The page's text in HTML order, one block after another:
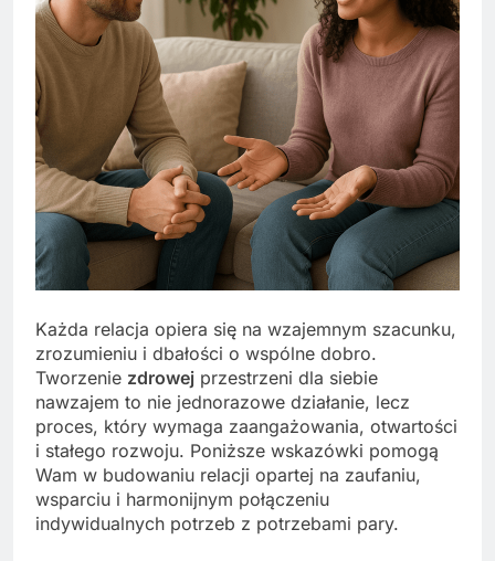
Każda relacja opiera się na wzajemnym szacunku,
zrozumieniu i dbałości o wspólne dobro.
Tworzenie zdrowej przestrzeni dla siebie
nawzajem to nie jednorazowe działanie, lecz
proces, który wymaga zaangażowania, otwartości
i stałego rozwoju. Poniższe wskazówki pomogą
Wam w budowaniu relacji opartej na zaufaniu,
wsparciu i harmonijnym połączeniu
indywidualnych potrzeb z potrzebami pary.